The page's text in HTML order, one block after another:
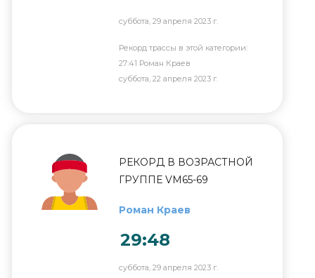
суббота, 29 апреля 2023 г.
Рекорд трассы в этой категории:
27:41 Роман Краев
суббота, 22 апреля 2023 г.
РЕКОРД В ВОЗРАСТНОЙ
ГРУППЕ VM65-69
Роман Краев
29:48
суббота, 29 апреля 2023 г.